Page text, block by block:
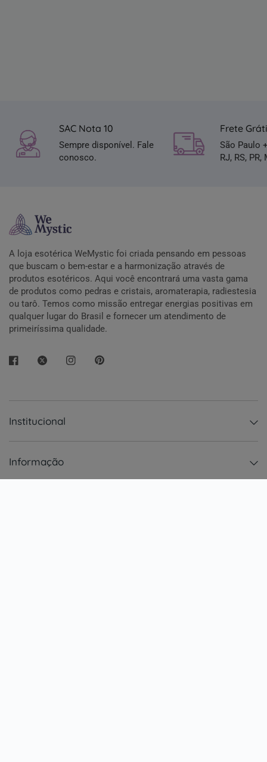
SAC Nota 10
Sempre disponível. Fale
conosco.
Frete
São Paulo
RJ, RS, PR,
A loja esotérica WeMystic foi criada pensando em pessoas
que buscam o bem-estar e a harmonização através de
produtos esotéricos. Aqui você encontrará uma vasta gama
de produtos como pedras e cristais, aromaterapia, radiestesia
ou tarô. Temos como missão entregar energias positivas em
qualquer lugar do Brasil e fornecer um atendimento de
primeiríssima qualidade.
Institucional
Informação